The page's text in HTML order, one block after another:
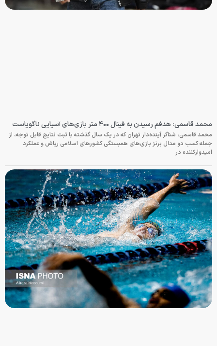
محمد قاسمی: هدفم رسیدن به فینال ۴۰۰ متر بازی‌های آسیایی ناگویاست
محمد قاسمی، شناگر آینده‌دار تهران که در یک سال گذشته با ثبت نتایج قابل توجه، از
جمله کسب دو مدال برنز بازی‌های همبستگی کشورهای اسلامی ریاض و عملکرد
امیدوارکننده در